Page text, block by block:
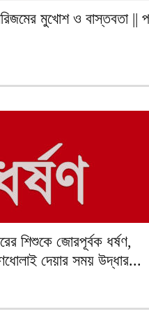
মুখোশ ও বাস্তবতা ||
শিশুকে জোরপূর্বক ধর্ষণ,
দেয়ার সময় উদ্ধার...